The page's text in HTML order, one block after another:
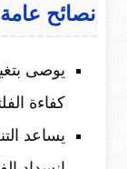
نصائح عامة
كفاءة
يساعد